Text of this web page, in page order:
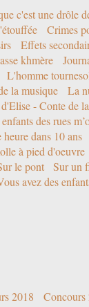
c'est une drôle
Crimes
Effets
khmère
L'homme
la musique
La
- Conte de
des rues
dans 10 ans
à pied d'oeuvre
le pont Sur un
avez des
2018 Concours